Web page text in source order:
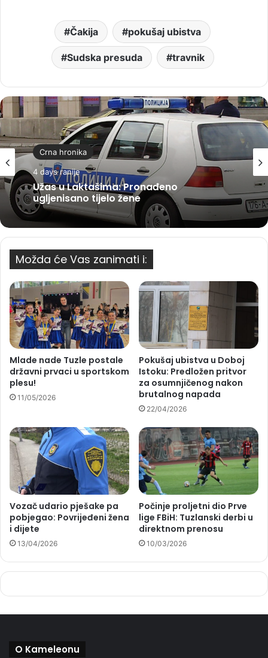
Čakija pokušaj ubistva
Sudska presuda travnik
Crna hronika
4 days ranije
Užas u Laktašima: Pronađeno
ugljenisano tijelo žene
Možda će Vas zanimati i:
Mlade nade Tuzle postale
državni prvaci u sportskom
plesu!
11/05/2026
Pokušaj ubistva u Doboj
Istoku: Predložen pritvor
za osumnjičenog nakon
brutalnog napada
22/04/2026
Vozač udario pješake pa
pobjegao: Povrijeđeni žena
i dijete
13/04/2026
Počinje proljetni dio Prve
lige FBiH: Tuzlanski derbi u
direktnom prenosu
10/03/2026
O Kameleonu